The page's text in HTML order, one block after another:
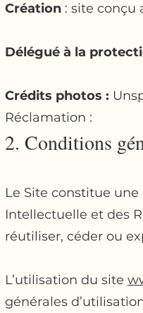
Création : site conçu
Délégué à la
Crédits photos :
Réclamation : ​
2. Conditions
Le Site constitue
Intellectuelle et des
réutiliser, céder ou
L’utilisation du site
générales